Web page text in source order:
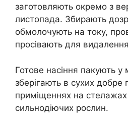
заготовляють окремо з
листопада. Збирають
обмолочують на току,
просівають для
Готове насіння пакують у
зберігають в сухих добре
приміщеннях на стелажах
сильнодіючих рослин.